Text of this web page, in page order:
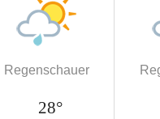
Regenschauer